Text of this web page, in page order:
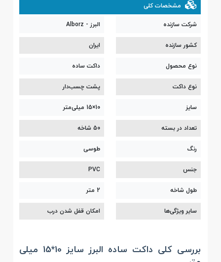
مشخصات کلی
شرکت سازنده
البرز - Alborz
کشور سازنده
ایران
نوع محصول
داکت ساده
نوع داکت
پشت چسب‌دار
سایز
10×15 میلی‌متر
تعداد در بسته
50 شاخه
رنگ
طوسی
جنس
PVC
طول شاخه
2 متر
سایر ویژگی‌ها
امکان قفل شدن درب
بررسی کلی داکت ساده البرز سایز 10*15 میلی‌